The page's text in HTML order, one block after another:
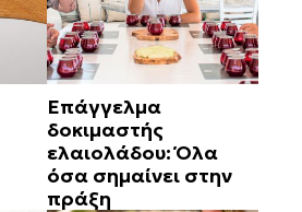
Επάγγελμα
δοκιμαστής
ελαιολάδου: Όλα
όσα σημαίνει στην
πράξη